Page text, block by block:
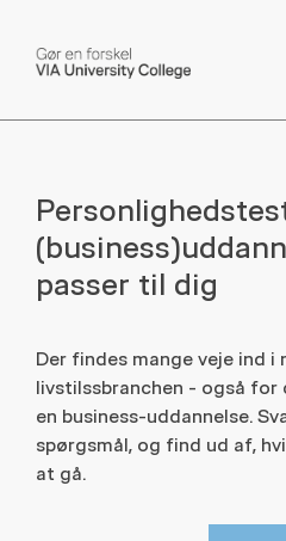
passer til dig
Der findes mange veje ind i
livstilssbranchen - også for
en business-uddannelse.
spørgsmål, og find ud af,
at gå.